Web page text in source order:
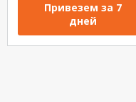
Привезем за 7
дней